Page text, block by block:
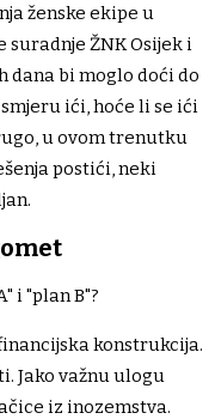
ženske ekipe u
ŽNK Osijek i
dana bi moglo doći do
ići, hoće li se ići
u ovom trenutku
postići, neki
i "plan B"?
konstrukcija.
Jako važnu ulogu
iz inozemstva.